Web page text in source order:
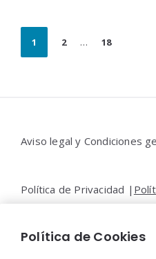
Paginación
de
1 2 … 18
Aviso legal y Condiciones
Política de Privacidad |
Contacto |Moya&Emery
Política de Cookies